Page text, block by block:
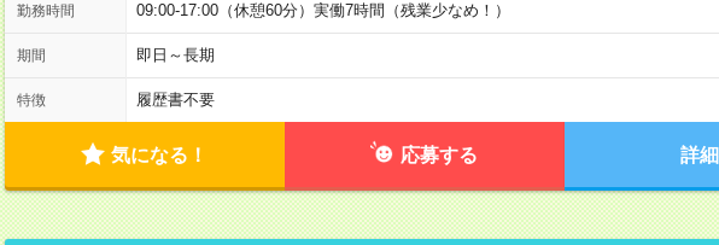
勤務時間 09:00-17:00（休憩60分）実働7時間（残業少なめ！）
期間 即日～長期
特徴 履歴書不要
気になる！ 応募する 詳